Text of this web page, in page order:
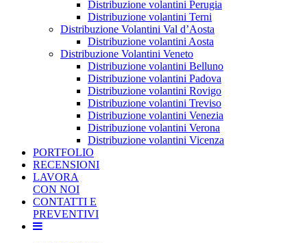
Distribuzione volantini Perugia
Distribuzione volantini Terni
Distribuzione Volantini Val d’Aosta
Distribuzione volantini Aosta
Distribuzione Volantini Veneto
Distribuzione volantini Belluno
Distribuzione volantini Padova
Distribuzione volantini Rovigo
Distribuzione volantini Treviso
Distribuzione volantini Venezia
Distribuzione volantini Verona
Distribuzione volantini Vicenza
PORTFOLIO
RECENSIONI
LAVORA
CON NOI
CONTATTI E
PREVENTIVI